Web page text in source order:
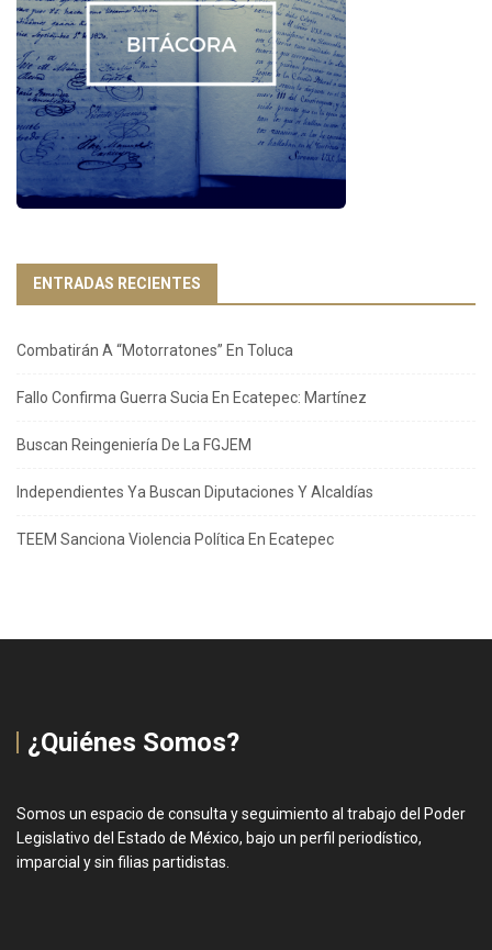
ENTRADAS RECIENTES
Combatirán A “Motorratones” En Toluca
Fallo Confirma Guerra Sucia En Ecatepec: Martínez
Buscan Reingeniería De La FGJEM
Independientes Ya Buscan Diputaciones Y Alcaldías
TEEM Sanciona Violencia Política En Ecatepec
¿Quiénes Somos?
Somos un espacio de consulta y seguimiento al trabajo del Poder
Legislativo del Estado de México, bajo un perfil periodístico,
imparcial y sin filias partidistas.